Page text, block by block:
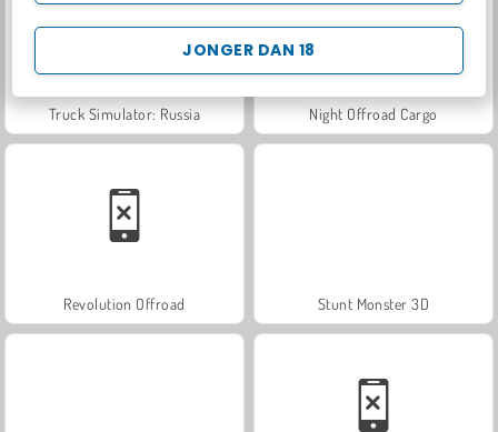
JONGER DAN 18
Truck Simulator: Russia Night Offroad Cargo
Revolution Offroad Stunt Monster 3D